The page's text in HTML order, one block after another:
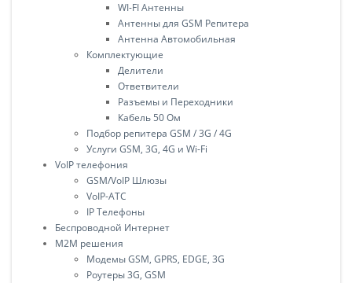
WI-FI Антенны
Антенны для GSM Репитера
Антенна Автомобильная
Комплектующие
Делители
Ответвители
Разъемы и Переходники
Кабель 50 Ом
Подбор репитера GSM / 3G / 4G
Услуги GSM, 3G, 4G и Wi-Fi
VoIP телефония
GSM/VoIP Шлюзы
VoIP-АТС
IP Телефоны
Беспроводной Интернет
M2M решения
Модемы GSM, GPRS, EDGE, 3G
Роутеры 3G, GSM